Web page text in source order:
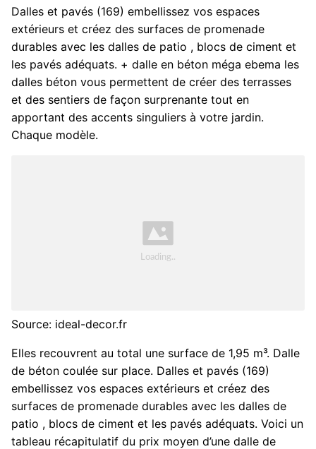
Dalles et pavés (169) embellissez vos espaces
extérieurs et créez des surfaces de promenade
durables avec les dalles de patio , blocs de ciment et
les pavés adéquats. + dalle en béton méga ebema les
dalles béton vous permettent de créer des terrasses
et des sentiers de façon surprenante tout en
apportant des accents singuliers à votre jardin.
Chaque modèle.
Source: ideal-decor.fr
Elles recouvrent au total une surface de 1,95 m³. Dalle
de béton coulée sur place. Dalles et pavés (169)
embellissez vos espaces extérieurs et créez des
surfaces de promenade durables avec les dalles de
patio , blocs de ciment et les pavés adéquats. Voici un
tableau récapitulatif du prix moyen d’une dalle de